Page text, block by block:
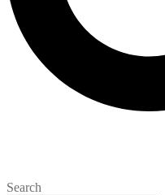
Search